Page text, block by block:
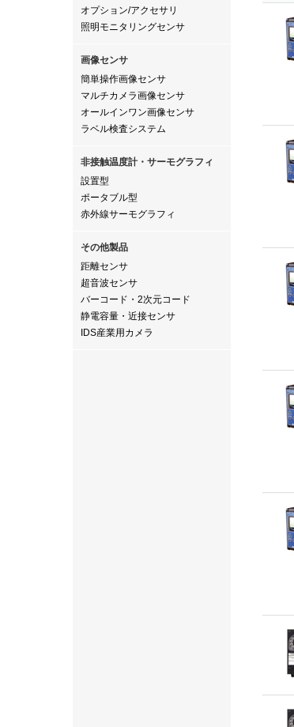
オプション/アクセサリ
照明モニタリングセンサ
画像センサ
簡単操作画像センサ
マルチカメラ画像センサ
オールインワン画像センサ
ラベル検査システム
非接触温度計・サーモグラフィ
設置型
ポータブル型
赤外線サーモグラフィ
その他製品
距離センサ
超音波センサ
バーコード・2次元コード
静電容量・近接センサ
IDS産業用カメラ